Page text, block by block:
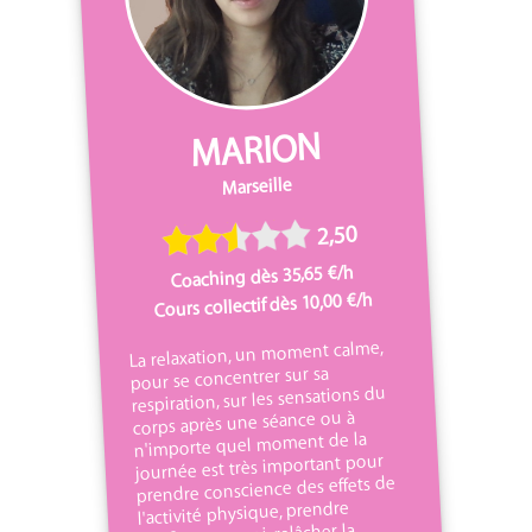
MARION
Marseille
2,50
Coaching dès 35,65 €/h
Cours collectif dès 10,00 €/h
La relaxation, un moment calme,
pour se concentrer sur sa
respiration, sur les sensations du
corps après une séance ou à
n'importe quel moment de la
journée est très important pour
prendre conscience des effets de
l'activité physique, prendre